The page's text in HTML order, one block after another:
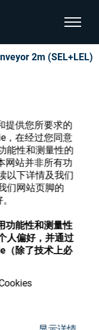
提供您所要求的
，在经过您同意
能性和测量性的
网站并非所有功
以下详情及我们
们网站页脚的
功能性和测量性
人偏好，并通过
（除了技术上必
显示页
2m (SEL+LEL)
了解我们的各